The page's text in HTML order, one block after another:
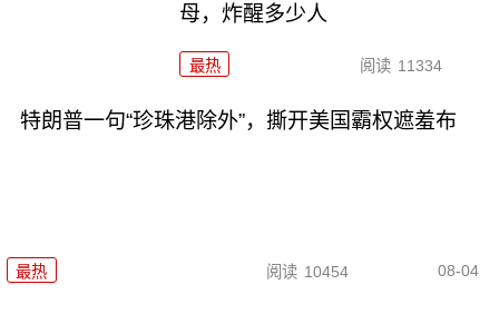
母，炸醒多少人
最热 阅读 11334
特朗普一句“珍珠港除外”，撕开美国霸权遮羞布
最热 阅读 10454 08-04